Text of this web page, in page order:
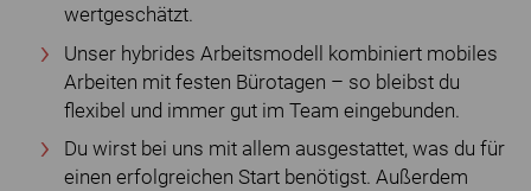
wertgeschätzt.
Unser hybrides Arbeitsmodell kombiniert mobiles
Arbeiten mit festen Bürotagen – so bleibst du
flexibel und immer gut im Team eingebunden.
Du wirst bei uns mit allem ausgestattet, was du für
einen erfolgreichen Start benötigst. Außerdem